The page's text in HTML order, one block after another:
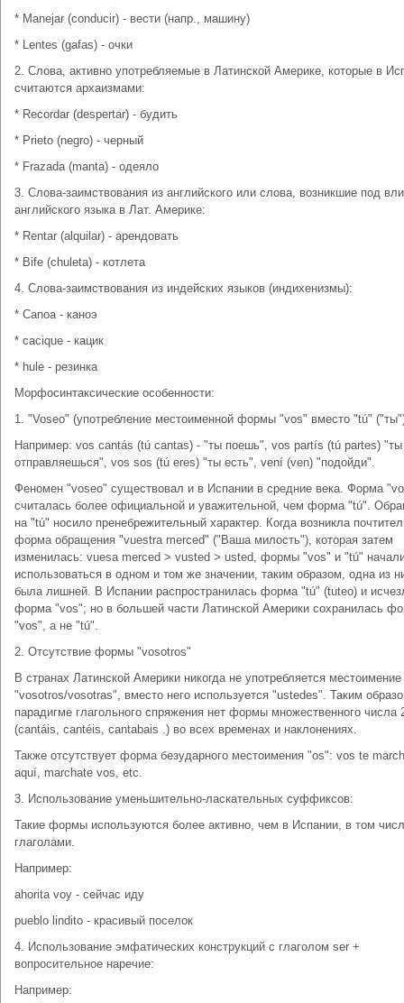
* Manejar (conducir) - вести (напр., машину)
* Lentes (gafas) - очки
2. Слова, активно употребляемые в Латинской Америке, которые в
считаются архаизмами:
* Recordar (despertar) - будить
* Prieto (negro) - черный
* Frazada (manta) - одеяло
3. Слова-заимствования из английского или слова, возникшие под
английского языка в Лат. Америке:
* Rentar (alquilar) - арендовать
* Bife (chuleta) - котлета
4. Слова-заимствования из индейских языков (индихенизмы):
* Canoa - каноэ
* cacique - кацик
* hule - резинка
Морфосинтаксические особенности:
1. "Voseo" (употребление местоименной формы "vos" вместо "tú"
Например: vos cantás (tú cantas) - "ты поешь", vos partís (tú partes) "ты
отправляешься", vos sos (tú eres) "ты есть", vení (ven) "подойди".
Феномен "voseo" существовал и в Испании в средние века. Форма
считалась более официальной и уважительной, чем форма "tú".
на "tú" носило пренебрежительный характер. Когда возникла
форма обращения "vuestra merced" ("Ваша милость"), которая затем
изменилась: vuesa merced > vusted > usted, формы "vos" и "tú"
использоваться в одном и том же значении, таким образом, одна из
была лишней. В Испании распространилась форма "tú" (tuteo) и
форма "vos"; но в большей части Латинской Америки сохранилась
"vos", а не "tú".
2. Отсутствие формы "vosotros"
В странах Латинской Америки никогда не употребляется местоимение
"vosotros/vosotras", вместо него используется "ustedes". Таким
парадигме глагольного спряжения нет формы множественного числа
(cantáis, cantéis, cantabais .) во всех временах и наклонениях.
Также отсутствует форма безударного местоимения "os": vos te
aquí, marchate vos, etc.
3. Использование уменьшительно-ласкательных суффиксов:
Такие формы используются более активно, чем в Испании, в том
глаголами.
Например:
ahorita voy - сейчас иду
pueblo lindito - красивый поселок
4. Использование эмфатических конструкций с глаголом ser +
вопросительное наречие:
Например: